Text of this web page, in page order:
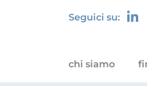
Seguici su:
chi siamo